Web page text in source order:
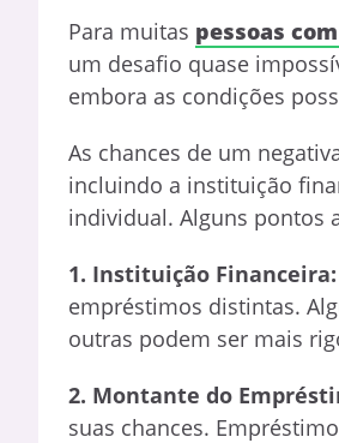
Para muitas pessoas
um desafio quase
embora as condições
As chances de um
incluindo a instituição
individual. Alguns pontos
1. Instituição Financeira:
empréstimos distintas.
outras podem ser mais
2. Montante do
suas chances.